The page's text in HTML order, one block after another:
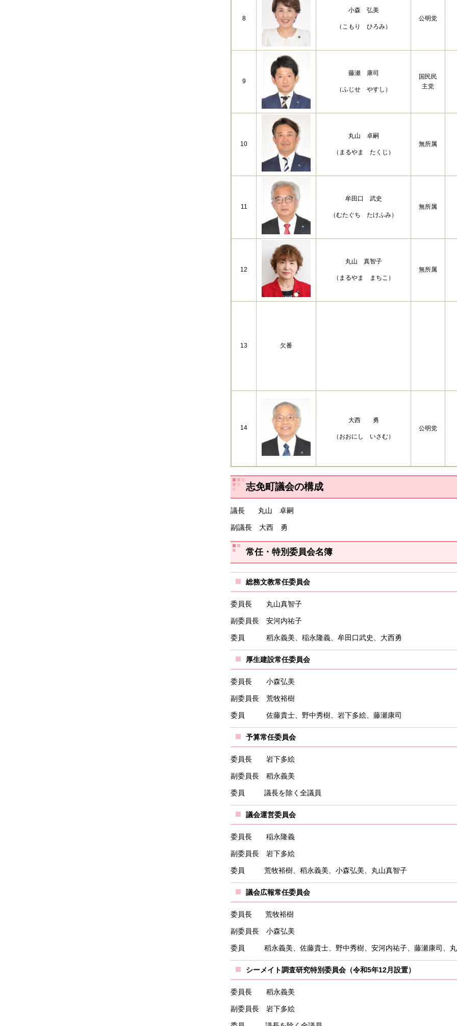
8
小森 弘美
（こもり ひろみ）
公明党
9
藤瀬 康司
（ふじせ やすし）
国民民
主党
10
丸山 卓嗣
（まるやま たくじ）
無所属
11
牟田口 武史
（むたぐち たけふみ）
無所属
12
丸山 真智子
（まるやま まちこ）
無所属
13 欠番
14
大西 勇
（おおにし いさむ）
公明党
志免町議会の構成
議長 丸山 卓嗣
副議長 大西 勇
常任・特別委員会名簿
総務文教常任委員会
委員長 丸山真智子
副委員長 安河内祐子
委員 稻永義美、稲永隆義、牟田口武史、大西勇
厚生建設常任委員会
委員長 小森弘美
副委員長 荒牧裕樹
委員 佐藤貴士、野中秀樹、岩下多絵、藤瀬康司
予算常任委員会
委員長 岩下多絵
副委員長 稻永義美
委員 議長を除く全議員
議会運営委員会
委員長 稲永隆義
副委員長 岩下多絵
委員 荒牧裕樹、稻永義美、小森弘美、丸山真智子
議会広報常任委員会
委員長 荒牧裕樹
副委員長 小森弘美
委員 稻永義美、佐藤貴士、野中秀樹、安河内祐子、藤瀬康司、丸
シーメイト調査研究特別委員会（令和5年12月設置）
委員長 稻永義美
副委員長 岩下多絵